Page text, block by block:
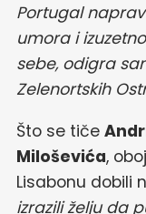
Portugal
umora i
sebe, odigra
Zelenortskih
Što se tiče
Miloševića,
Lisabonu dobili
izrazili želju da